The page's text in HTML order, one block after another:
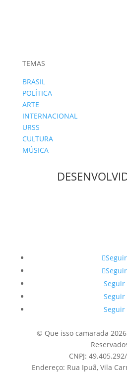
TEMAS
BRASIL
POLÍTICA
ARTE
INTERNACIONAL
URSS
CULTURA
MÚSICA
Seguir
Seguir
Seguir
Seguir
Seguir
© Que isso camarada
CNPJ:
Endereço: Rua Ipuã, Vila